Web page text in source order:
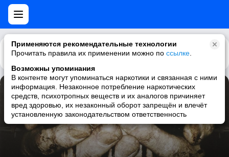
Применяются рекомендательные технологии
Прочитать правила их применении можно по ссылке
Возможны упоминания
В контенте могут упоминаться наркотики и связанная с ними
информация. Незаконное потребление наркотических
средств, психотропных веществ и их аналогов причиняет
вред здоровью, их незаконный оборот запрещён и влечёт
установленную законодательством ответственность
Каталог Рекомендации
Zombienation (V.2k5)
Grendel